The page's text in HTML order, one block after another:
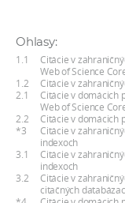
Ohlasy:
1.1
Citácie v
Web of Science
1.2
Citácie v
2.1
Citácie v domácich
Web of Science
2.2
Citácie v domácich
*3
Citácie v
indexoch
3.1
Citácie v
indexoch
3.2
Citácie v
citačných